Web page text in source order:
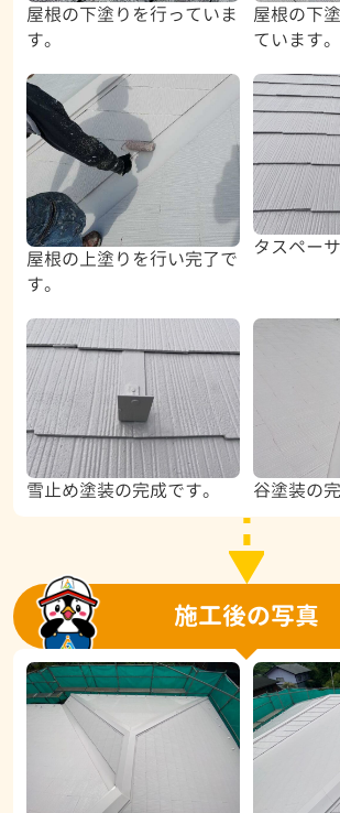
屋根の下塗りを行っていま
す。
屋根の下
ています。
屋根の上塗りを行い完了で
す。
タスペー
雪止め塗装の完成です。 谷塗装の
施工後の写真